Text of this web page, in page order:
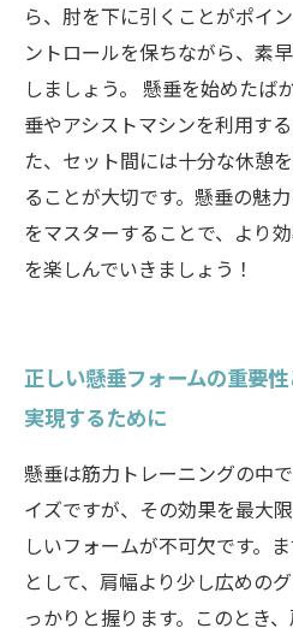
ら、肘を下に引くことがポイ
ントロールを保ちながら、素
しましょう。 懸垂を始めたば
垂やアシストマシンを利用す
た、セット間には十分な休憩
ることが大切です。懸垂の魅
をマスターすることで、より
を楽しんでいきましょう！
正しい懸垂フォームの重要
実現するために
懸垂は筋力トレーニングの中
イズですが、その効果を最大
しいフォームが不可欠です。
として、肩幅より少し広めの
っかりと握ります。このとき